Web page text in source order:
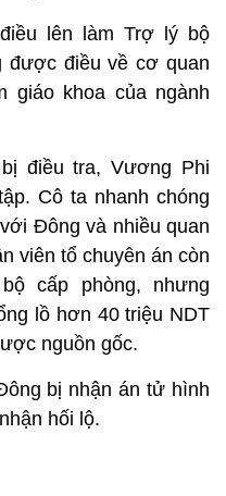
lên làm Trợ lý bộ
được điều về cơ quan
giáo khoa của ngành
điều tra, Vương Phi
Cô ta nhanh chóng
Đông và nhiều quan
viên tổ chuyên án còn
cấp phòng, nhưng
lồ hơn 40 triệu NDT
nguồn gốc.
bị nhận án tử hình
hối lộ.